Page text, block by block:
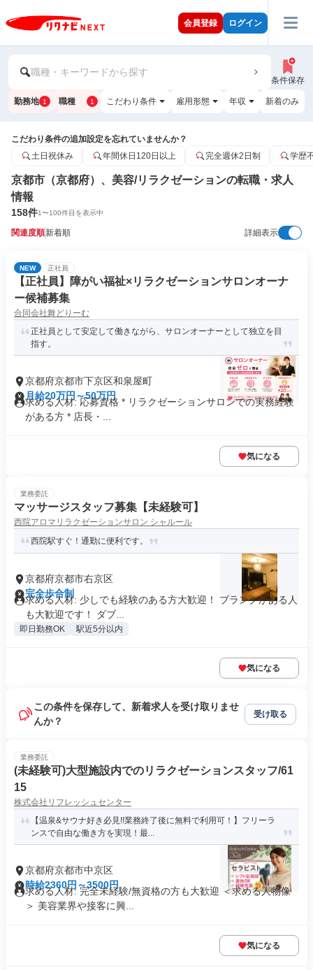
会員登録 ログイン
職種・キーワードから探す
条件保存
勤務地 1 職種 1 こだわり条件 雇用形態 年収 新着のみ
こだわり条件の追加設定を忘れていませんか？
土日祝休み
年間休日120日以上 完全週休2日制 学歴
京都市（京都府）、美容/リラクゼーションの転職・求人
情報
158件1〜100件目を表示中
関連度順新着順 詳細表示
NEW 正社員
【正社員】障がい福祉×リラクゼーションサロンオーナ
ー候補募集
合同会社舞どりーむ
正社員として安定して働きながら、サロンオーナーとして独立を目
指す。
京都府京都市下京区和泉屋町
月給20万円～50万円
求める人材: 応募資格 * リラクゼーションサロンでの実務経験
がある方 * 店長・...
気になる
業務委託
マッサージスタッフ募集【未経験可】
西院アロマリラクゼーションサロン シャルール
西院駅すぐ！通勤に便利です。
京都府京都市右京区
完全歩合制
求める人材: 少しでも経験のある方大歓迎！ ブランクがある人
も大歓迎です！ ダブ...
即日勤務OK 駅近5分以内
気になる
この条件を保存して、新着求人を受け取りませ
んか？
受け取る
業務委託
(未経験可)大型施設内でのリラクゼーションスタッフ/61
15
株式会社リフレッシュセンター
【温泉&サウナ好き必見!!業務終了後に無料で利用可！】フリーラ
ンスで自由な働き方を実現！最...
京都府京都市中京区
時給2360円～3500円
求める人材: 完全未経験/無資格の方も大歓迎 ＜求める人物像
＞ 美容業界や接客に興...
気になる